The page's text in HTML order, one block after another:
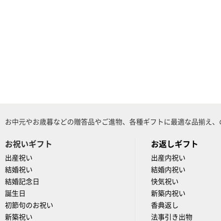
お中元やお歳暮などの贈答品やご進物、各種ギフトに最適な品揃え
お祝いギフト
出産祝い
結婚祝い
結婚記念日
誕生日
初節句のお祝い
新築祝い
お返しギフト
出産内祝い
結婚内祝い
快気祝い
新築内祝い
香典返し
法事引き出物